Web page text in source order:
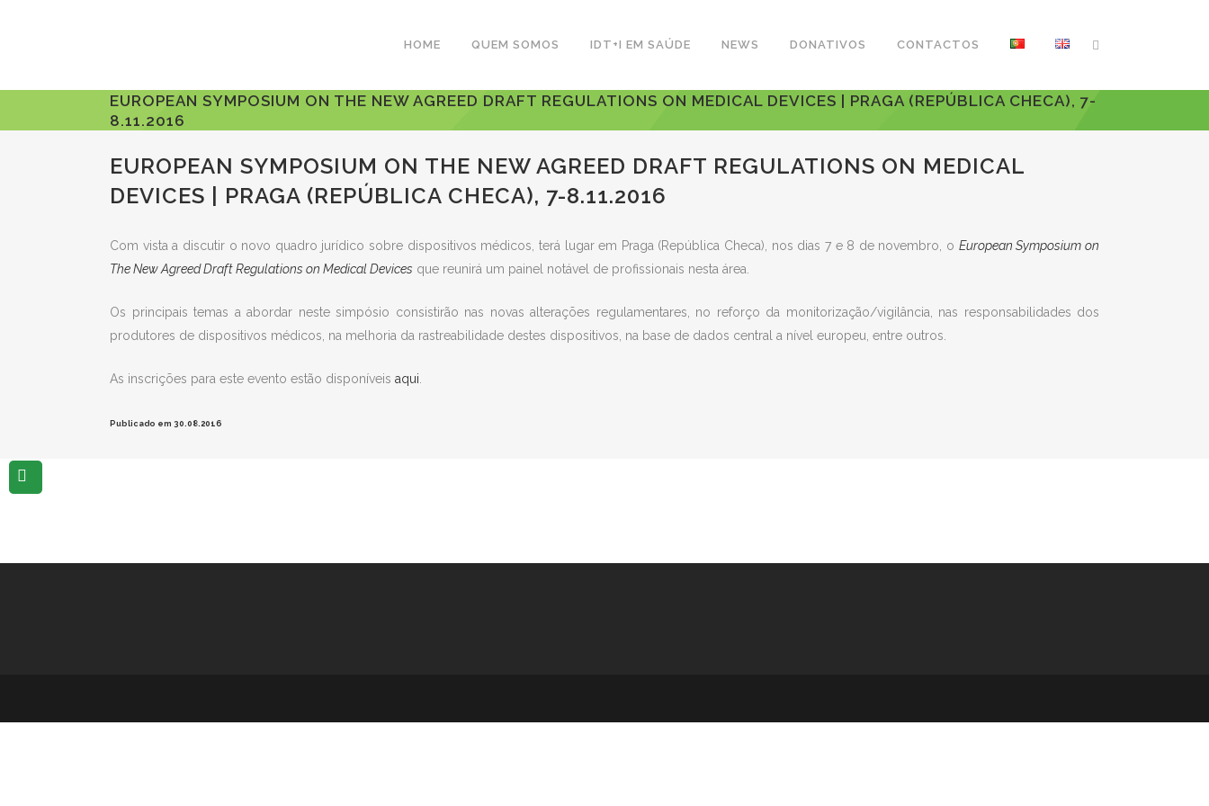
HOME QUEM SOMOS IDT+I EM SAÚDE NEWS DONATIVOS CONTACTOS
EUROPEAN SYMPOSIUM ON THE NEW AGREED DRAFT REGULATIONS ON MEDICAL DEVICES | PRAGA (REPÚBLICA CHECA), 7-
8.11.2016
EUROPEAN SYMPOSIUM ON THE NEW AGREED DRAFT REGULATIONS ON MEDICAL
DEVICES | PRAGA (REPÚBLICA CHECA), 7-8.11.2016
Com vista a discutir o novo quadro jurídico sobre dispositivos médicos, terá lugar em Praga (República Checa), nos dias 7 e 8 de novembro, o European Symposium on
The New Agreed Draft Regulations on Medical Devices que reunirá um painel notável de profissionais nesta área.
Os principais temas a abordar neste simpósio consistirão nas novas alterações regulamentares, no reforço da monitorização/vigilância, nas responsabilidades dos
produtores de dispositivos médicos, na melhoria da rastreabilidade destes dispositivos, na base de dados central a nível europeu, entre outros.
As inscrições para este evento estão disponíveis aqui
Publicado em 30.08.2016